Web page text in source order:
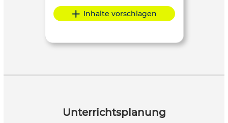
Inhalte vorschlagen
Unterrichtsplanung